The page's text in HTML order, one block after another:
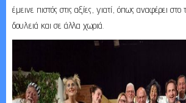
έμεινε πιστός στις αξίες, γιατί, όπως αναφέρει
δουλειά και σε άλλα χωριά.